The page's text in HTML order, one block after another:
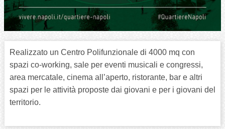
Realizzato un Centro Polifunzionale di 4000 mq con
spazi co-working, sale per eventi musicali e congressi,
area mercatale, cinema all’aperto, ristorante, bar e altri
spazi per le attività proposte dai giovani e per i giovani del
territorio.